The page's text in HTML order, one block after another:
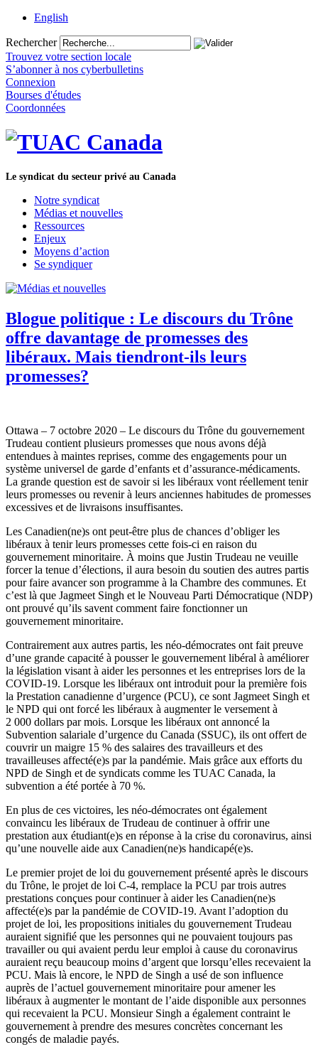
English
Rechercher
Trouvez votre section locale
S’abonner à nos cyberbulletins
Connexion
Bourses d'études
Coordonnées
Le syndicat du secteur privé au Canada
Notre syndicat
Médias et nouvelles
Ressources
Enjeux
Moyens d’action
Se syndiquer
Blogue politique : Le discours du Trône
offre davantage de promesses des
libéraux. Mais tiendront-ils leurs
promesses?
Ottawa – 7 octobre 2020 – Le discours du Trône du gouvernement
Trudeau contient plusieurs promesses que nous avons déjà
entendues à maintes reprises, comme des engagements pour un
système universel de garde d’enfants et d’assurance-médicaments.
La grande question est de savoir si les libéraux vont réellement tenir
leurs promesses ou revenir à leurs anciennes habitudes de promesses
excessives et de livraisons insuffisantes.
Les Canadien(ne)s ont peut-être plus de chances d’obliger les
libéraux à tenir leurs promesses cette fois-ci en raison du
gouvernement minoritaire. À moins que Justin Trudeau ne veuille
forcer la tenue d’élections, il aura besoin du soutien des autres partis
pour faire avancer son programme à la Chambre des communes. Et
c’est là que Jagmeet Singh et le Nouveau Parti Démocratique (NDP)
ont prouvé qu’ils savent comment faire fonctionner un
gouvernement minoritaire.
Contrairement aux autres partis, les néo-démocrates ont fait preuve
d’une grande capacité à pousser le gouvernement libéral à améliorer
la législation visant à aider les personnes et les entreprises lors de la
COVID‑19. Lorsque les libéraux ont introduit pour la première fois
la Prestation canadienne d’urgence (PCU), ce sont Jagmeet Singh et
le NPD qui ont forcé les libéraux à augmenter le versement à
2 000 dollars par mois. Lorsque les libéraux ont annoncé la
Subvention salariale d’urgence du Canada (SSUC), ils ont offert de
couvrir un maigre 15 % des salaires des travailleurs et des
travailleuses affecté(e)s par la pandémie. Mais grâce aux efforts du
NPD de Singh et de syndicats comme les TUAC Canada, la
subvention a été portée à 70 %.
En plus de ces victoires, les néo-démocrates ont également
convaincu les libéraux de Trudeau de continuer à offrir une
prestation aux étudiant(e)s en réponse à la crise du coronavirus, ainsi
qu’une nouvelle aide aux Canadien(ne)s handicapé(e)s.
Le premier projet de loi du gouvernement présenté après le discours
du Trône, le projet de loi C-4, remplace la PCU par trois autres
prestations conçues pour continuer à aider les Canadien(ne)s
affecté(e)s par la pandémie de COVID‑19. Avant l’adoption du
projet de loi, les propositions initiales du gouvernement Trudeau
auraient signifié que les personnes qui ne pouvaient toujours pas
travailler ou qui avaient perdu leur emploi à cause du coronavirus
auraient reçu beaucoup moins d’argent que lorsqu’elles recevaient la
PCU. Mais là encore, le NPD de Singh a usé de son influence
auprès de l’actuel gouvernement minoritaire pour amener les
libéraux à augmenter le montant de l’aide disponible aux personnes
qui recevaient la PCU. Monsieur Singh a également contraint le
gouvernement à prendre des mesures concrètes concernant les
congés de maladie payés.